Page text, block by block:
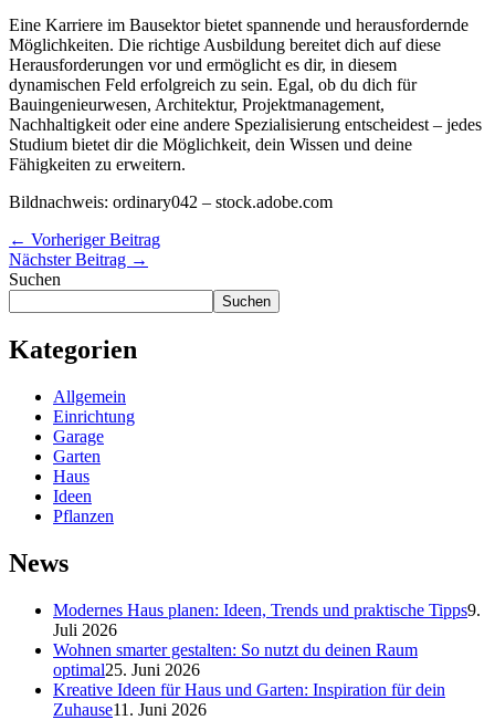
Eine Karriere im Bausektor bietet spannende und herausfordernde
Möglichkeiten. Die richtige Ausbildung bereitet dich auf diese
Herausforderungen vor und ermöglicht es dir, in diesem
dynamischen Feld erfolgreich zu sein. Egal, ob du dich für
Bauingenieurwesen, Architektur, Projektmanagement,
Nachhaltigkeit oder eine andere Spezialisierung entscheidest – jedes
Studium bietet dir die Möglichkeit, dein Wissen und deine
Fähigkeiten zu erweitern.
Bildnachweis: ordinary042 – stock.adobe.com
← Vorheriger Beitrag
Nächster Beitrag →
Suchen
Suchen
Kategorien
Allgemein
Einrichtung
Garage
Garten
Haus
Ideen
Pflanzen
News
Modernes Haus planen: Ideen, Trends und praktische Tipps9.
Juli 2026
Wohnen smarter gestalten: So nutzt du deinen Raum
optimal25. Juni 2026
Kreative Ideen für Haus und Garten: Inspiration für dein
Zuhause11. Juni 2026